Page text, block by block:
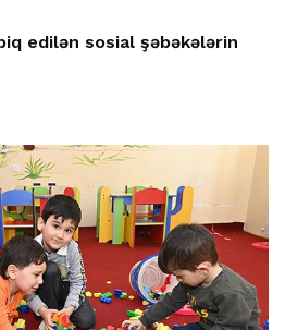
edilən sosial şəbəkələrin